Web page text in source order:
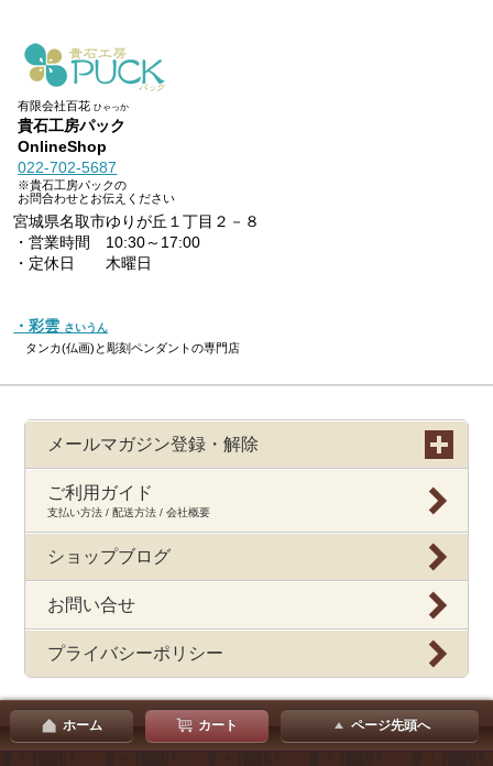
有限会社百花ひゃっか
貴石工房パック
OnlineShop
022-702-5687
※貴石工房パックの
お問合わせとお伝えください
宮城県名取市ゆりが丘１丁目２－８
・営業時間 10:30～17:00
・定休日 木曜日
・彩雲 さいうん
タンカ(仏画)と彫刻ペンダントの専門店
メールマガジン登録・解除
ご利用ガイド
支払い方法 / 配送方法 / 会社概要
ショップブログ
お問い合せ
プライバシーポリシー
ホーム カート ページ先頭へ